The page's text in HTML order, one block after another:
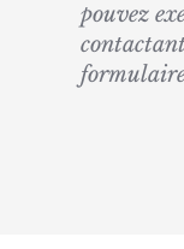
pouvez